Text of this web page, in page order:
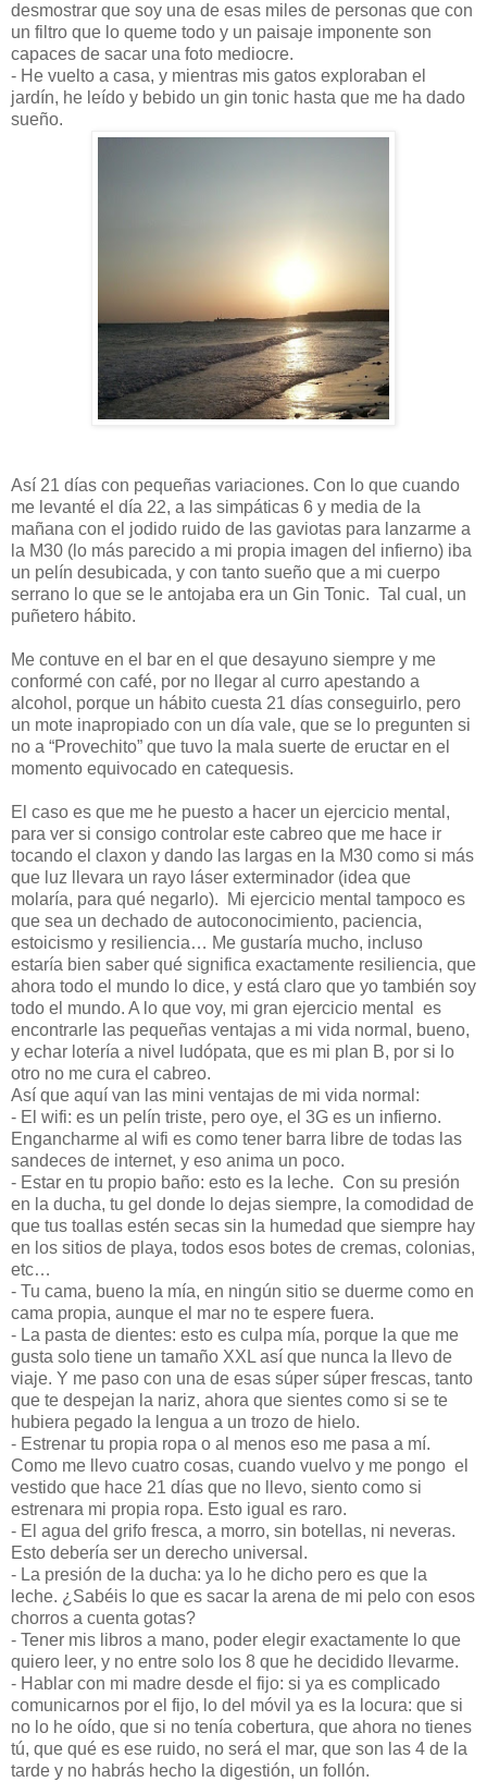
desmostrar que soy una de esas miles de personas que con
un filtro que lo queme todo y un paisaje imponente son
capaces de sacar una foto mediocre.
- He vuelto a casa, y mientras mis gatos exploraban el
jardín, he leído y bebido un gin tonic hasta que me ha dado
sueño.
Así 21 días con pequeñas variaciones. Con lo que cuando
me levanté el día 22, a las simpáticas 6 y media de la
mañana con el jodido ruido de las gaviotas para lanzarme a
la M30 (lo más parecido a mi propia imagen del infierno) iba
un pelín desubicada, y con tanto sueño que a mi cuerpo
serrano lo que se le antojaba era un Gin Tonic. Tal cual, un
puñetero hábito.
Me contuve en el bar en el que desayuno siempre y me
conformé con café, por no llegar al curro apestando a
alcohol, porque un hábito cuesta 21 días conseguirlo, pero
un mote inapropiado con un día vale, que se lo pregunten si
no a “Provechito” que tuvo la mala suerte de eructar en el
momento equivocado en catequesis.
El caso es que me he puesto a hacer un ejercicio mental,
para ver si consigo controlar este cabreo que me hace ir
tocando el claxon y dando las largas en la M30 como si más
que luz llevara un rayo láser exterminador (idea que
molaría, para qué negarlo). Mi ejercicio mental tampoco es
que sea un dechado de autoconocimiento, paciencia,
estoicismo y resiliencia… Me gustaría mucho, incluso
estaría bien saber qué significa exactamente resiliencia, que
ahora todo el mundo lo dice, y está claro que yo también soy
todo el mundo. A lo que voy, mi gran ejercicio mental es
encontrarle las pequeñas ventajas a mi vida normal, bueno,
y echar lotería a nivel ludópata, que es mi plan B, por si lo
otro no me cura el cabreo.
Así que aquí van las mini ventajas de mi vida normal:
- El wifi: es un pelín triste, pero oye, el 3G es un infierno.
Engancharme al wifi es como tener barra libre de todas las
sandeces de internet, y eso anima un poco.
- Estar en tu propio baño: esto es la leche. Con su presión
en la ducha, tu gel donde lo dejas siempre, la comodidad de
que tus toallas estén secas sin la humedad que siempre hay
en los sitios de playa, todos esos botes de cremas, colonias,
etc…
- Tu cama, bueno la mía, en ningún sitio se duerme como en
cama propia, aunque el mar no te espere fuera.
- La pasta de dientes: esto es culpa mía, porque la que me
gusta solo tiene un tamaño XXL así que nunca la llevo de
viaje. Y me paso con una de esas súper súper frescas, tanto
que te despejan la nariz, ahora que sientes como si se te
hubiera pegado la lengua a un trozo de hielo.
- Estrenar tu propia ropa o al menos eso me pasa a mí.
Como me llevo cuatro cosas, cuando vuelvo y me pongo el
vestido que hace 21 días que no llevo, siento como si
estrenara mi propia ropa. Esto igual es raro.
- El agua del grifo fresca, a morro, sin botellas, ni neveras.
Esto debería ser un derecho universal.
- La presión de la ducha: ya lo he dicho pero es que la
leche. ¿Sabéis lo que es sacar la arena de mi pelo con esos
chorros a cuenta gotas?
- Tener mis libros a mano, poder elegir exactamente lo que
quiero leer, y no entre solo los 8 que he decidido llevarme.
- Hablar con mi madre desde el fijo: si ya es complicado
comunicarnos por el fijo, lo del móvil ya es la locura: que si
no lo he oído, que si no tenía cobertura, que ahora no tienes
tú, que qué es ese ruido, no será el mar, que son las 4 de la
tarde y no habrás hecho la digestión, un follón.